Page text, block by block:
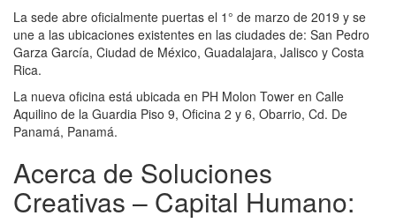
La sede abre oficialmente puertas el 1° de marzo de 2019 y se
une a las ubicaciones existentes en las ciudades de: San Pedro
Garza García, Ciudad de México, Guadalajara, Jalisco y Costa
Rica.
La nueva oficina está ubicada en PH Molon Tower en Calle
Aquilino de la Guardia Piso 9, Oficina 2 y 6, Obarrio, Cd. De
Panamá, Panamá.
Acerca de Soluciones
Creativas – Capital Humano: